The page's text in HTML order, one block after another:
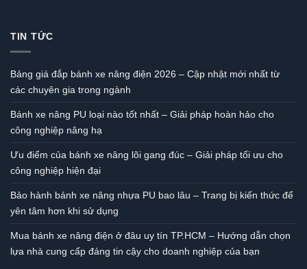
TIN TỨC
Bảng giá đắp bánh xe nâng điện 2026 – Cập nhật mới nhất từ
các chuyên gia trong ngành
Bánh xe nâng PU loại nào tốt nhất – Giải pháp hoàn hảo cho
công nghiệp nâng hạ
Ưu điểm của bánh xe nâng lõi gang đúc – Giải pháp tối ưu cho
công nghiệp hiện đại
Bảo hành bánh xe nâng nhựa PU bao lâu – Trang bị kiến thức để
yên tâm hơn khi sử dụng
Mua bánh xe nâng điện ở đâu uy tín TP.HCM – Hướng dẫn chọn
lựa nhà cung cấp đáng tin cậy cho doanh nghiệp của bạn